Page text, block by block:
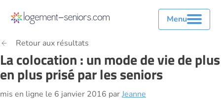
Menu
Retour aux résultats
La colocation : un mode de vie de plus
en plus prisé par les seniors
mis en ligne le 6 janvier 2016 parJeanne